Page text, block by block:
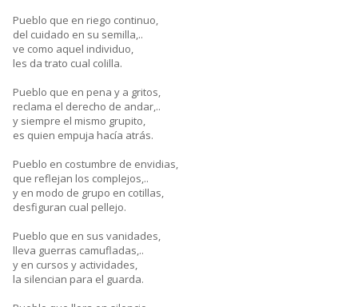
Pueblo que en riego continuo,
del cuidado en su semilla,..
ve como aquel individuo,
les da trato cual colilla.
Pueblo que en pena y a gritos,
reclama el derecho de andar,..
y siempre el mismo grupito,
es quien empuja hacía atrás.
Pueblo en costumbre de envidias,
que reflejan los complejos,..
y en modo de grupo en cotillas,
desfiguran cual pellejo.
Pueblo que en sus vanidades,
lleva guerras camufladas,..
y en cursos y actividades,
la silencian para el guarda.